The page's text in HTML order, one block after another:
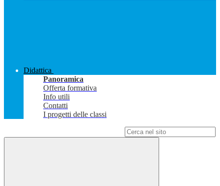
Didattica
Panoramica
Offerta formativa
Info utili
Contatti
I progetti delle classi